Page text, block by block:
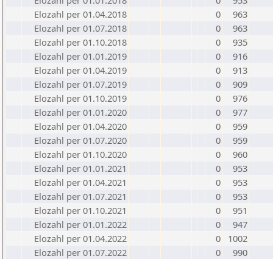
Elozahl per 01.04.2018
0
963
Elozahl per 01.07.2018
0
963
Elozahl per 01.10.2018
0
935
Elozahl per 01.01.2019
0
916
Elozahl per 01.04.2019
0
913
Elozahl per 01.07.2019
0
909
Elozahl per 01.10.2019
0
976
Elozahl per 01.01.2020
0
977
Elozahl per 01.04.2020
0
959
Elozahl per 01.07.2020
0
959
Elozahl per 01.10.2020
0
960
Elozahl per 01.01.2021
0
953
Elozahl per 01.04.2021
0
953
Elozahl per 01.07.2021
0
953
Elozahl per 01.10.2021
0
951
Elozahl per 01.01.2022
0
947
Elozahl per 01.04.2022
0
1002
Elozahl per 01.07.2022
0
990